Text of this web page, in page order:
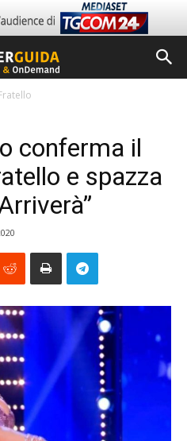
conferma il
e spazza